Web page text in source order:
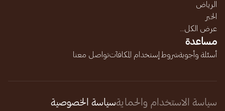
الرياض
الخبر
عرض الكل...
مساعدة
أسئلة وأجوبةشروط إستخدام المكافآتتواصل معنا
سياسة الاستخدام والحمايةسياسة الخصوصية